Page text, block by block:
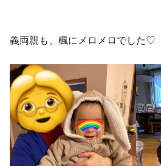
義両親も、楓にメロメロでした♡